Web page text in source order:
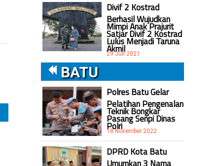
Divif 2 Kostrad
Berhasil Wujudkan
Mimpi Anak Prajurit
Satjar Divif 2 Kostrad
Lulus Menjadi Taruna
Akmil
29 Juli 2021
BATU
Polres Batu Gelar
Pelatihan Pengenalan
Teknik Bongkar
Pasang Senpi Dinas
Polri
18 November 2022
DPRD Kota Batu
Umumkan 3 Nama